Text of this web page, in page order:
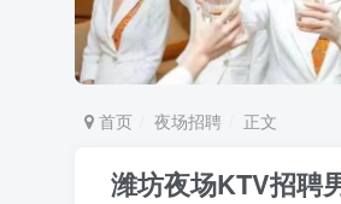
首页 夜场招聘 正文
潍坊夜场KTV招